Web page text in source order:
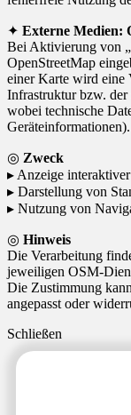
✦ Externe Medien:
Bei Aktivierung von
OpenStreetMap
einer Karte wird eine
Infrastruktur bzw. der
wobei technische
Geräteinformationen).
◎ Zweck
▸ Anzeige
▸ Darstellung von
▸ Nutzung von
◎ Hinweis
Die Verarbeitung
jeweiligen OSM-
Die Zustimmung
angepasst oder
Schließen